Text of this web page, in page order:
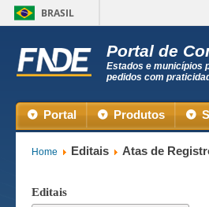
BRASIL
Portal de
Estados e municípios
pedidos com
Portal Produtos
Home Editais Atas de
Editais